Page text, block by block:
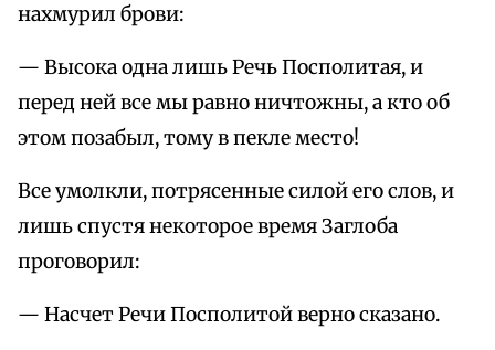
нахмурил брови:
— Высока одна лишь Речь Посполитая, и
перед ней все мы равно ничтожны, а кто об
этом позабыл, тому в пекле место!
Все умолкли, потрясенные силой его слов, и
лишь спустя некоторое время Заглоба
проговорил:
— Насчет Речи Посполитой верно сказано.